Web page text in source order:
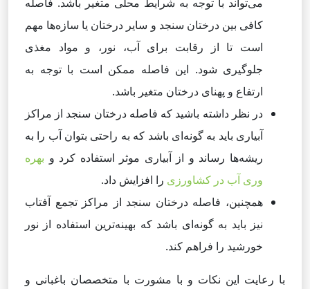
کافی بین درختان سنجد و سایر درختان یا سازه‌ها مهم
است تا از رقابت برای آب، نور، و مواد مغذی
جلوگیری شود. این فاصله ممکن است با توجه به
ارتفاع و پهنای درختان متغیر باشد.
در نظر داشته باشید که فاصله درختان سنجد از مراکز
آبیاری باید به گونه‌ای باشد که به راحتی بتوان آب را به
ریشه‌ها رساند و از آبیاری موثر استفاده کرد و بهره
وری آب در کشاورزی را افزایش داد.
همچنین، فاصله درختان سنجد از مراکز تجمع آفتاب
نیز باید به گونه‌ای باشد که بهینه‌ترین استفاده از نور
خورشید را فراهم کند.
با رعایت این نکات و با مشورت با متخصصان باغبانی و